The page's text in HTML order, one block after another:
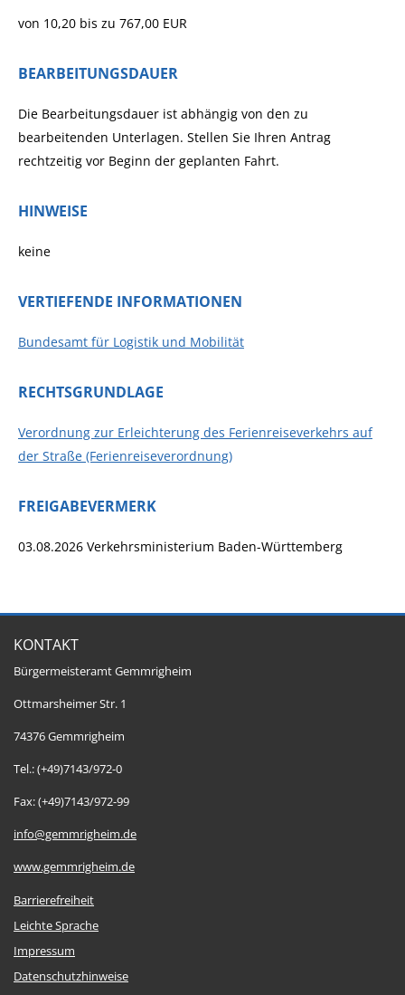
von 10,20 bis zu 767,00 EUR
BEARBEITUNGSDAUER
Die Bearbeitungsdauer ist abhängig von den zu
bearbeitenden Unterlagen. Stellen Sie Ihren Antrag
rechtzeitig vor Beginn der geplanten Fahrt.
HINWEISE
keine
VERTIEFENDE INFORMATIONEN
Bundesamt für Logistik und Mobilität
RECHTSGRUNDLAGE
Verordnung zur Erleichterung des Ferienreiseverkehrs auf
der Straße (Ferienreiseverordnung)
FREIGABEVERMERK
03.08.2026 Verkehrsministerium Baden-Württemberg
KONTAKT
Bürgermeisteramt Gemmrigheim
Ottmarsheimer Str. 1
74376 Gemmrigheim
Tel.: (+49)7143/972-0
Fax: (+49)7143/972-99
info@gemmrigheim.de
www.gemmrigheim.de
Barrierefreiheit
Leichte Sprache
Impressum
Datenschutzhinweise